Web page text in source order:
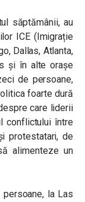
săptămânii, au
ICE (Imigrație
Dallas, Atlanta,
și în alte orașe
de persoane,
foarte dură
care liderii
conflictului între
protestatari, de
alimenteze un
la Las